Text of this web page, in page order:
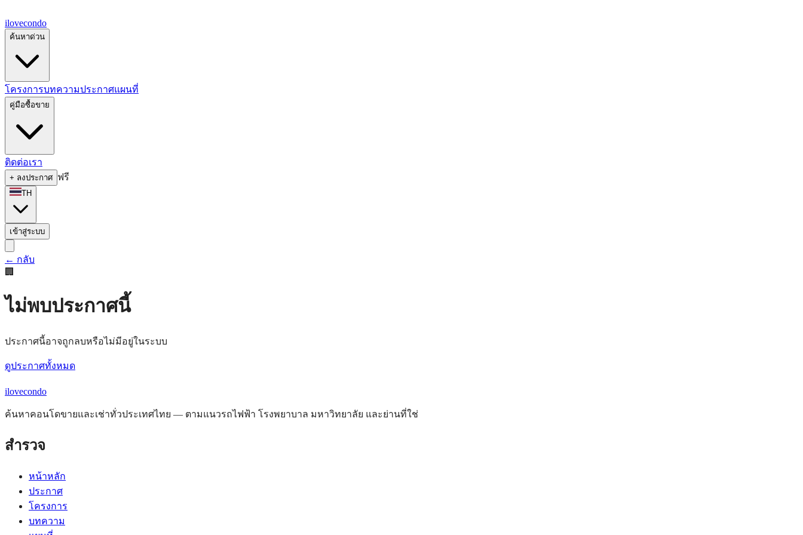
ilovecondo
ค้นหาด่วน
โครงการบทความประกาศแผนที่
คู่มือซื้อขาย
ติดต่อเรา
+ ลงประกาศ ฟรี
TH
เข้าสู่ระบบ
← กลับ
🏢
ไม่พบประกาศนี้
ประกาศนี้อาจถูกลบหรือไม่มีอยู่ในระบบ
ดูประกาศทั้งหมด
ilovecondo
ค้นหาคอนโดขายและเช่าทั่วประเทศไทย — ตามแนวรถไฟฟ้า โรงพยาบาล มหาวิทยาลัย และย่านที่ใช่
สำรวจ
หน้าหลัก
ประกาศ
โครงการ
บทความ